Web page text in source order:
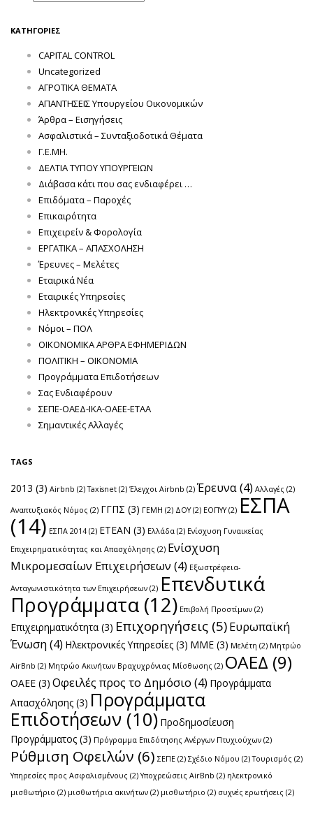
ΚΑΤΗΓΟΡΊΕΣ
CAPITAL CONTROL
Uncategorized
ΑΓΡΟΤΙΚΑ ΘΕΜΑΤΑ
ΑΠΑΝΤΗΣΕΙΣ Υπουργείου Οικονομικών
Άρθρα – Εισηγήσεις
Ασφαλιστικά – Συνταξιοδοτικά Θέματα
Γ.Ε.ΜΗ.
ΔΕΛΤΙΑ ΤΥΠΟΥ ΥΠΟΥΡΓΕΙΩΝ
Διάβασα κάτι που σας ενδιαφέρει …
Επιδόματα – Παροχές
Επικαιρότητα
Επιχειρείν & Φορολογία
ΕΡΓΑΤΙΚΑ – ΑΠΑΣΧΟΛΗΣΗ
Έρευνες – Μελέτες
Εταιρικά Νέα
Εταιρικές Υπηρεσίες
Ηλεκτρονικές Υπηρεσίες
Νόμοι – ΠΟΛ
ΟΙΚΟΝΟΜΙΚΑ ΑΡΘΡΑ ΕΦΗΜΕΡΙΔΩΝ
ΠΟΛΙΤΙΚΗ – ΟΙΚΟΝΟΜΙΑ
Προγράμματα Επιδοτήσεων
Σας Ενδιαφέρουν
ΣΕΠΕ-ΟΑΕΔ-ΙΚΑ-ΟΑΕΕ-ΕΤΑΑ
Σημαντικές Αλλαγές
TAGS
2013 (3) Airbnb (2) Taxisnet (2) Έλεγχοι Airbnb (2) Έρευνα(4) Αλλαγές (2)
Αναπτυξιακός Νόμος (2) ΓΓΠΣ (3) ΓΕΜΗ (2) ΔΟΥ(2) ΕΟΠΥΥ(2) ΕΣΠΑ
(14) ΕΣΠΑ 2014 (2) ΕΤΕΑΝ (3) Ελλάδα (2) Ενίσχυση Γυναικείας
Επιχειρηματικότητας και Απασχόλησης (2) Ενίσχυση
Μικρομεσαίων Επιχειρήσεων (4) Εξωστρέφεια-
Ανταγωνιστικότητα των Επιχειρήσεων (2) Επενδυτικά
Προγράμματα (12) Επιβολή Προστίμων (2)
Επιχειρηματικότητα (3) Επιχορηγήσεις (5)Ευρωπαϊκή
Ένωση(4) Ηλεκτρονικές Υπηρεσίες (3) ΜΜΕ (3) Μελέτη (2) Μητρώο
AirBnb (2) Μητρώο Ακινήτων Βραχυχρόνιας Μίσθωσης (2) ΟΑΕΔ (9)
ΟΑΕΕ (3) Οφειλές προς το Δημόσιο (4) Προγράμματα
Απασχόλησης (3) Προγράμματα
Επιδοτήσεων (10) Προδημοσίευση
Προγράμματος (3) Πρόγραμμα Επιδότησης Ανέργων Πτυχιούχων (2)
Ρύθμιση Οφειλών (6) ΣΕΠΕ (2) Σχέδιο Νόμου (2) Τουρισμός (2)
Υπηρεσίες προς Ασφαλισμένους (2) Υποχρεώσεις AirBnb (2) ηλεκτρονικό
μισθωτήριο (2) μισθωτήρια ακινήτων (2) μισθωτήριο (2) συχνές ερωτήσεις (2)